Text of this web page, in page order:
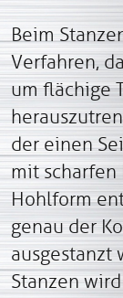
Beim
Verfahren,
um flächige
der einen
mit scharfen
Hohlform
genau der
ausgestanzt
Stanzen